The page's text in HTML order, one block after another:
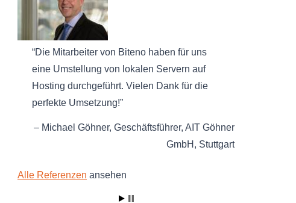
Die Mitarbeiter von Biteno haben für uns
eine Umstellung von lokalen Servern auf
Hosting durchgeführt. Vielen Dank für die
perfekte Umsetzung!
Michael Göhner Geschäftsführer AIT Göhner
GmbH
Stuttgart
Alle Referenzen ansehen